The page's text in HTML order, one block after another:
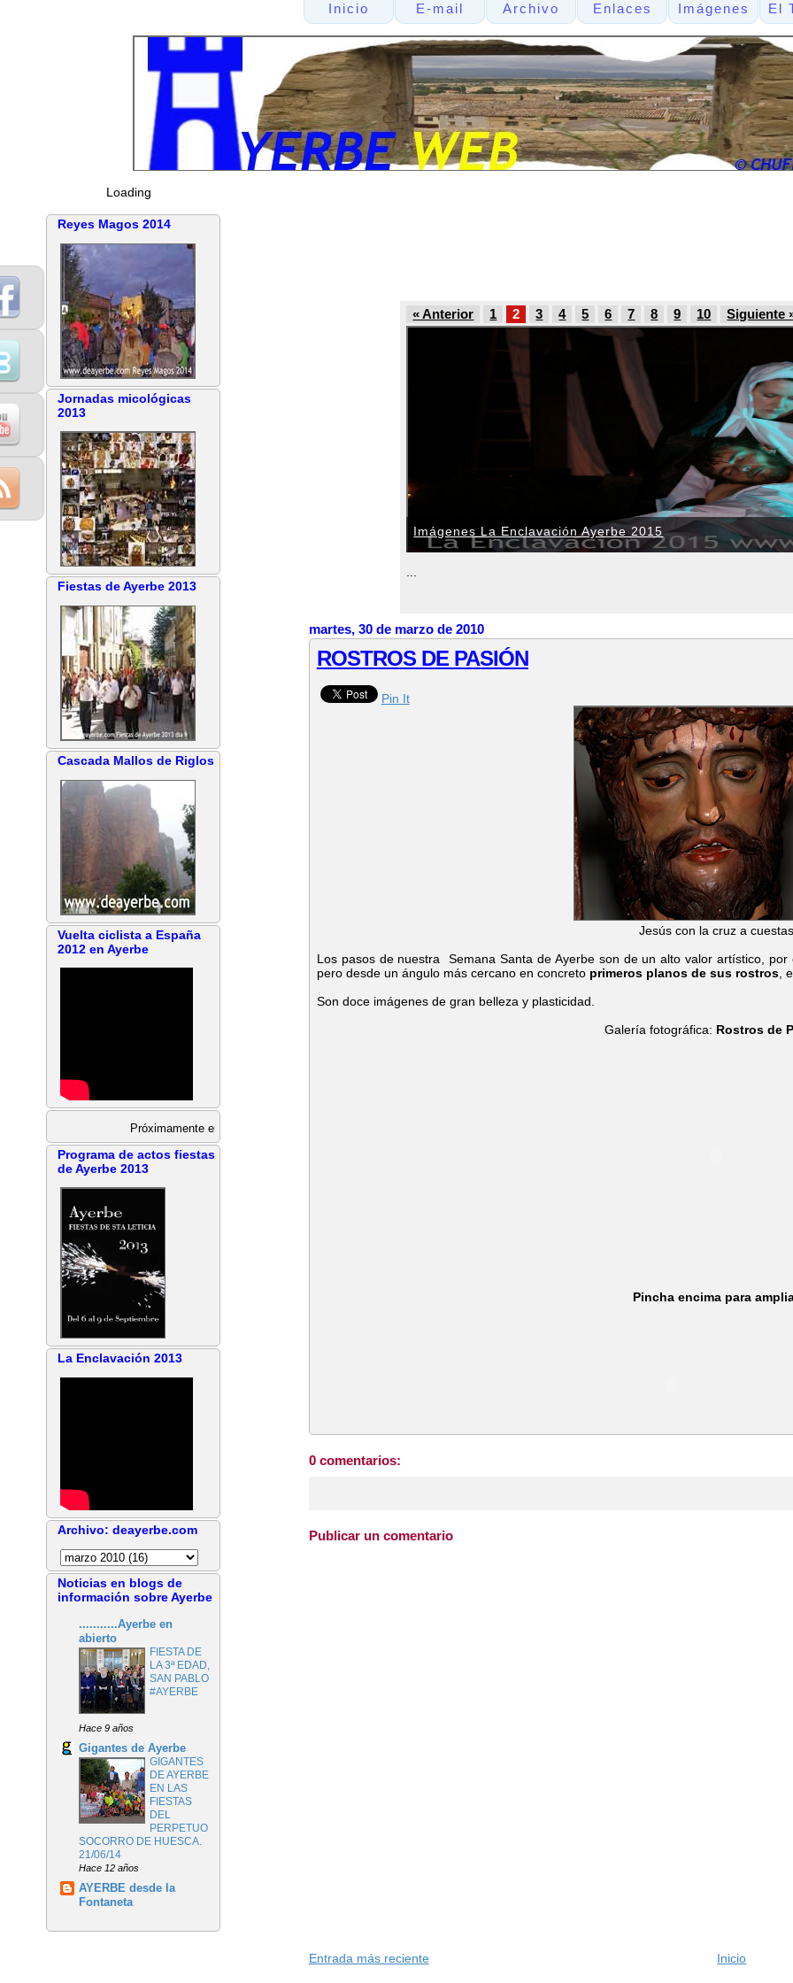
Inicio E-mail Archivo Enlaces Imágenes El
Loading
« Anterior 1 2 3 4 5 6 7 8 9 10 Siguiente
Imágenes La Enclavación Ayerbe 2015
martes, 30 de marzo de 2010
ROSTROS DE PASIÓN
Pin It
Jesús con la cruz a cuestas
Los pasos de nuestra Semana Santa de Ayerbe son de un alto valor artístico,
pero desde un ángulo más cercano en concreto primeros planos de sus rostros,
Son doce imágenes de gran belleza y plasticidad.
Galería fotográfica: Rostros de
Pincha encima para
0 comentarios:
Publicar un comentario
Entrada más reciente Inicio
Reyes Magos 2014
Jornadas micológicas
2013
Fiestas de Ayerbe 2013
Cascada Mallos de Riglos
Vuelta ciclista a España
2012 en Ayerbe
Próximamente en Ayerbe
Programa de actos fiestas
de Ayerbe 2013
La Enclavación 2013
Archivo: deayerbe.com
Noticias en blogs de
información sobre Ayerbe
...........Ayerbe en
abierto
FIESTA DE
LA 3ª EDAD,
SAN PABLO
#AYERBE
Hace 9 años
Gigantes de Ayerbe
GIGANTES
DE AYERBE
EN LAS
FIESTAS
DEL
PERPETUO
SOCORRO DE HUESCA.
21/06/14
Hace 12 años
AYERBE desde la
Fontaneta